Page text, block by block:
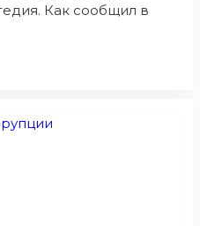
Как сообщил в